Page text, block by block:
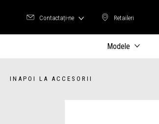
Retaileri
Retaileri
Contactați-ne
Modele
INAPOI LA ACCESORII